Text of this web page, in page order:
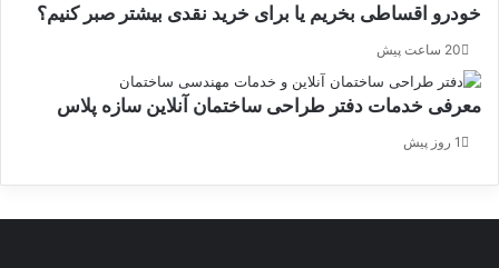
خودرو اقساطی بخریم یا برای خرید نقدی بیشتر صبر کنیم؟
20 ساعت پیش
معرفی خدمات دفتر طراحی ساختمان آنلاین سازه پلاس
1 روز پیش